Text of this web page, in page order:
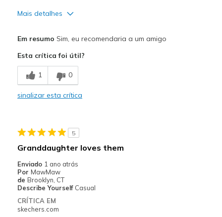
Mais detalhes
Breathe Well
Comfortable
Melhores utilizações
Width
Sizing
Feels true to size
View On Shoes
Em resumo Sim, eu recomendaria a um amigo
Esta crítica foi útil?
1 0
sinalizar esta crítica
5
Granddaughter loves them
Enviado 1 ano atrás
Por MawMaw
de Brooklyn, CT
Describe Yourself Casual
CRÍTICA EM
skechers.com